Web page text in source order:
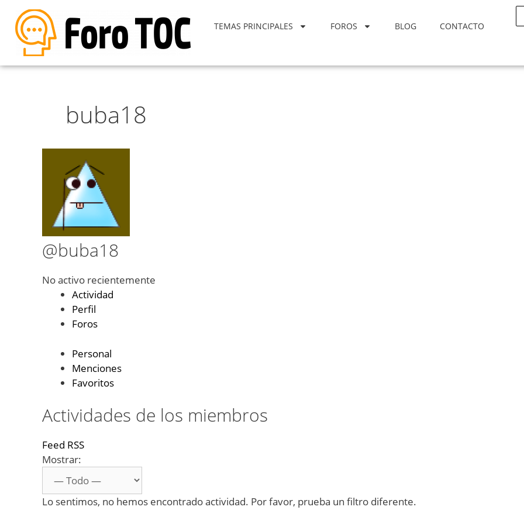
TEMAS PRINCIPALES FOROS BLOG CONTACTO
buba18
@buba18
No activo recientemente
Actividad
Perfil
Foros
Personal
Menciones
Favoritos
Actividades de los miembros
Feed RSS
Mostrar:
Lo sentimos, no hemos encontrado actividad. Por favor, prueba un filtro diferente.